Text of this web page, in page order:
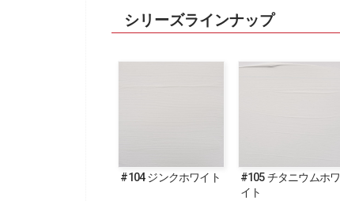
シリーズラインナップ
#104 ジンクホワイト
#105 チタニウムホワ
イト